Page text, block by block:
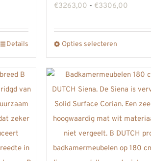
Details
€3263,00 - €3306,00
Opties selecteren
heeft
meerdere
variaties.
Deze
optie
kan